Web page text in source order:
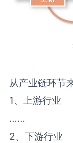
从产业链环节
1、上游行业
……
2、下游行业